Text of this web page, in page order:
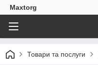
Maxtorg
Товари та послуги